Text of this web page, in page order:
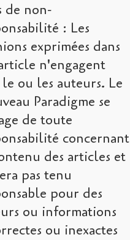
de non-
: Les
exprimées dans
n'engagent
ou les auteurs. Le
Paradigme se
de toute
concernant
des articles et
pas tenu
pour des
ou informations
ou inexactes